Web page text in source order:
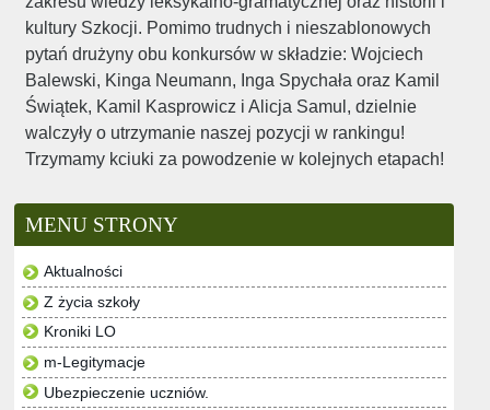
kultury Szkocji. Pomimo trudnych i nieszablonowych
pytań drużyny obu konkursów w składzie: Wojciech
Balewski, Kinga Neumann, Inga Spychała oraz Kamil
Świątek, Kamil Kasprowicz i Alicja Samul, dzielnie
walczyły o utrzymanie naszej pozycji w rankingu!
Trzymamy kciuki za powodzenie w kolejnych etapach!
MENU STRONY
Aktualności
Z życia szkoły
Kroniki LO
m-Legitymacje
Ubezpieczenie uczniów.